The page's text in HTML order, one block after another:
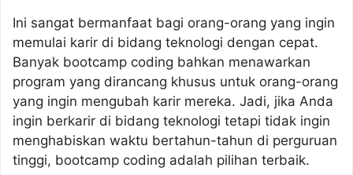
Ini sangat bermanfaat bagi orang-orang yang ingin
memulai karir di bidang teknologi dengan cepat.
Banyak bootcamp coding bahkan menawarkan
program yang dirancang khusus untuk orang-orang
yang ingin mengubah karir mereka. Jadi, jika Anda
ingin berkarir di bidang teknologi tetapi tidak ingin
menghabiskan waktu bertahun-tahun di perguruan
tinggi, bootcamp coding adalah pilihan terbaik.